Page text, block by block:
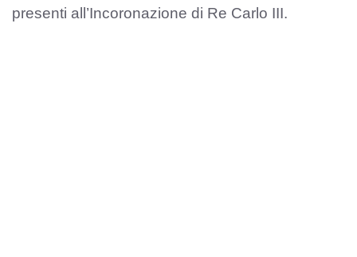
presenti all’Incoronazione di Re Carlo III.